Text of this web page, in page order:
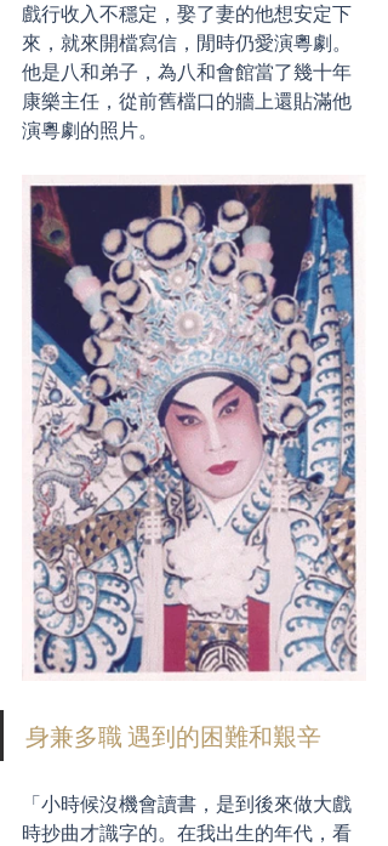
戲行收入不穩定，娶了妻的他想安定下
來，就來開檔寫信，閒時仍愛演粵劇。
他是八和弟子，為八和會館當了幾十年
康樂主任，從前舊檔口的牆上還貼滿他
演粵劇的照片。
身兼多職 遇到的困難和艱辛
「小時候沒機會讀書，是到後來做大戲
時抄曲才識字的。在我出生的年代，看